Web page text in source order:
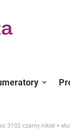
3102 czarny nikiel + etui